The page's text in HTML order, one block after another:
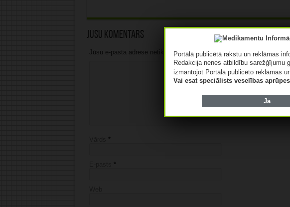
Jūsu komentārs
Jūsu e-pasta adrese netiks publicēta.Atzīmētie lauki ir obligāti*
*
*
Portālā publicētā rakstu un reklāmas
Redakcija nenes atbildību sarežģījumu
izmantojot Portālā publicēto reklāmas
Vai esat speciālists veselības
Jā